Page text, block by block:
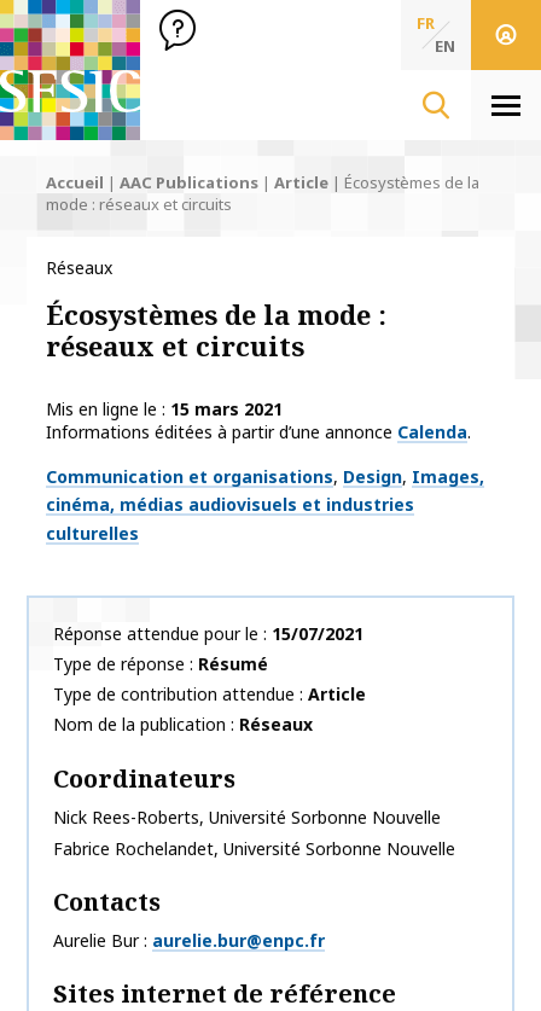
SFSIC Société Française des Sciences de l'Information & de
Société Française des Sciences
de l'Information
FR
EN
Accueil | AAC Publications | Article | Écosystèmes de la
mode : réseaux et circuits
Réseaux
Écosystèmes de la mode :
réseaux et circuits
Mis en ligne le
15 mars 2021
Informations éditées à partir d’une annonce Calenda.
Thématiques
Communication et organisations Design Images,
cinéma, médias audiovisuels et industries
culturelles
Réponse attendue pour le
15/07/2021
Type de réponse
Résumé
Type de contribution attendue
Article
Nom de la publication
Réseaux
Coordinateurs
Nick Rees-Roberts, Université Sorbonne Nouvelle
Fabrice Rochelandet, Université Sorbonne Nouvelle
Contacts
Aurelie Bur aurelie.bur@enpc.fr
Sites internet de référence